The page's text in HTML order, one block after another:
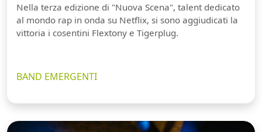
Nella terza edizione di "Nuova Scena", talent dedicato
al mondo rap in onda su Netflix, si sono aggiudicati la
vittoria i cosentini Flextony e Tigerplug.
BAND EMERGENTI